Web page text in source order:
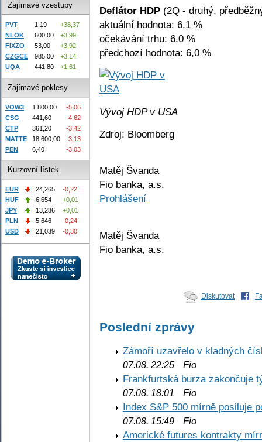
Deflátor HDP (2Q - druhý,
aktuální hodnota: 6,1 %
očekávání trhu: 6,0 %
předchozí hodnota: 6,0 %
Vývoj HDP v USA
Zdroj: Bloomberg
Matěj Švanda
Fio banka, a.s.
Prohlášení
Matěj Švanda
Fio banka, a.s.
Diskutovat
Poslední zprávy
Zámoří uzavřelo v kladných
07.08. 22:25 Fio
Frankfurtská burza zakončuje
07.08. 18:01
Fio
Index S&P 500 mírně posiluje
07.08. 15:49 Fio
Americké futures kontrakty
Zajímavé vzestupy
PVT 1,19
+38,37
NLOK
600,00
+3,99
FIXZO
53,00
+3,92
CZGCE
985,00
+3,14
UQA
441,80 +1,61
Zajímavé poklesy
VOW3 1 800,00
-5,06
CSG
441,60
-4,62
CTP
361,20
-3,42
MATTE
18 600,00
-3,13
PEN
6,40 -3,03
Kurzovní lístek
EUR 24,265
-0,22
HUF
6,654
+0,01
JPY
13,286
+0,01
PLN
5,646
-0,24
USD
21,039 -0,30